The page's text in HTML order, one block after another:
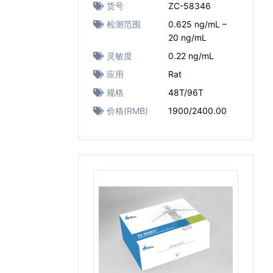
货号
ZC-58346
检测范围
0.625 ng/mL –
20 ng/mL
灵敏度
0.22 ng/mL
应用
Rat
规格
48T/96T
价格(RMB)
1900/2400.00